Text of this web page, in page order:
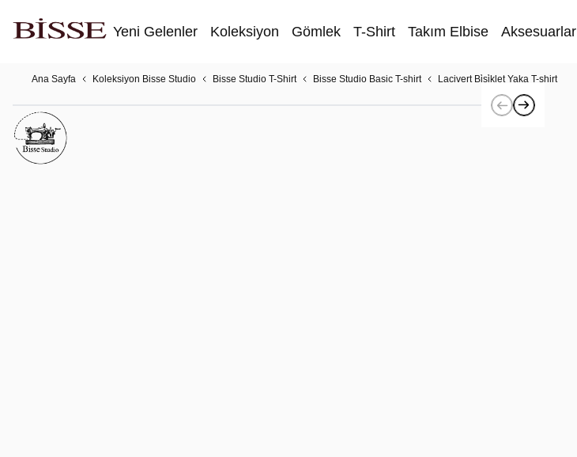
Yeni Gelenler Koleksiyon Gömlek T-Shirt Takım Elbise Aksesuarlar
Ana Sayfa Koleksiyon Bisse Studio Bisse Studio T-Shirt Bisse Studio Basic T-shirt Lacivert Bi̇si̇klet Yaka T-shirt